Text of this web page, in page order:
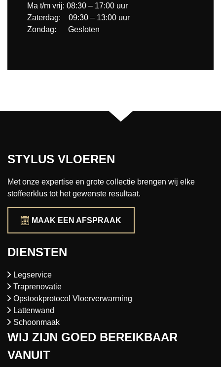
Ma t/m vrij: 08:30 – 17:00 uur
Zaterdag: 09:30 – 13:00 uur
Zondag: Gesloten
STYLUS VLOEREN
Met onze expertise en grote collectie brengen wij elke
stoffeerklus tot het gewenste resultaat.
MAAK EEN AFSPRAAK
DIENSTEN
Legservice
Traprenovatie
Opstookprotocol Vloerverwarming
Lattenwand
Schoonmaak
WIJ ZIJN GOED BEREIKBAAR
VANUIT